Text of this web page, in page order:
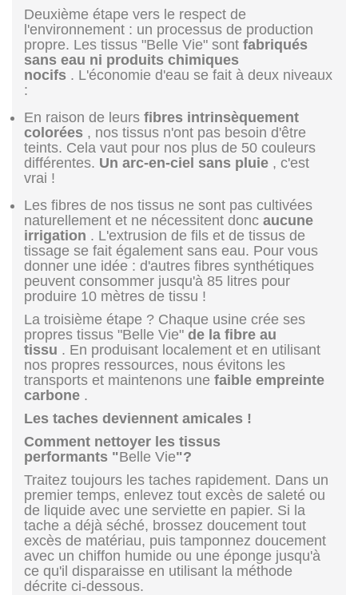
Deuxième étape vers le respect de
l'environnement : un processus de production
propre. Les tissus "Belle Vie" sont fabriqués
sans eau ni produits chimiques
nocifs . L'économie d'eau se fait à deux niveaux
:
En raison de leurs fibres intrinsèquement
colorées , nos tissus n'ont pas besoin d'être
teints. Cela vaut pour nos plus de 50 couleurs
différentes. Un arc-en-ciel sans pluie , c'est
vrai !
Les fibres de nos tissus ne sont pas cultivées
naturellement et ne nécessitent donc aucune
irrigation . L'extrusion de fils et de tissus de
tissage se fait également sans eau. Pour vous
donner une idée : d'autres fibres synthétiques
peuvent consommer jusqu'à 85 litres pour
produire 10 mètres de tissu !
La troisième étape ? Chaque usine crée ses
propres tissus "Belle Vie" de la fibre au
tissu . En produisant localement et en utilisant
nos propres ressources, nous évitons les
transports et maintenons une faible empreinte
carbone .
Les taches deviennent amicales !
Comment nettoyer les tissus
performants "Belle Vie"?
Traitez toujours les taches rapidement. Dans un
premier temps, enlevez tout excès de saleté ou
de liquide avec une serviette en papier. Si la
tache a déjà séché, brossez doucement tout
excès de matériau, puis tamponnez doucement
avec un chiffon humide ou une éponge jusqu'à
ce qu'il disparaisse en utilisant la méthode
décrite ci-dessous.